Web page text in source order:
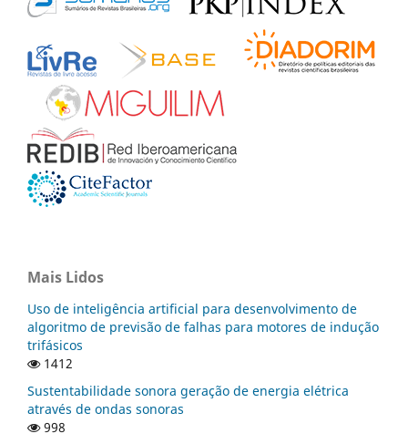
Mais Lidos
Uso de inteligência artificial para desenvolvimento de
algoritmo de previsão de falhas para motores de indução
trifásicos
1412
Sustentabilidade sonora geração de energia elétrica
através de ondas sonoras
998